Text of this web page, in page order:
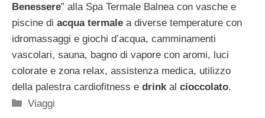
Benessere” alla Spa Termale Balnea con vasche e
piscine di acqua termale a diverse temperature con
idromassaggi e giochi d’acqua, camminamenti
vascolari, sauna, bagno di vapore con aromi, luci
colorate e zona relax, assistenza medica, utilizzo
della palestra cardiofitness e drink al cioccolato.
Categorie
Viaggi